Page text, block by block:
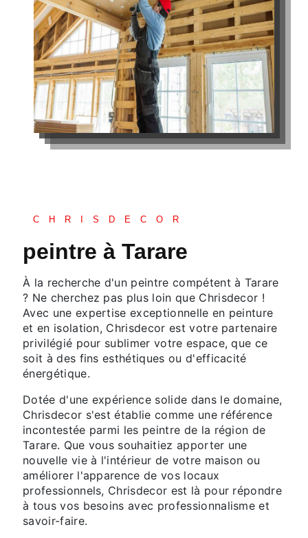
CHRISDECOR
peintre à Tarare
À la recherche d'un peintre compétent à Tarare
? Ne cherchez pas plus loin que Chrisdecor !
Avec une expertise exceptionnelle en peinture
et en isolation, Chrisdecor est votre partenaire
privilégié pour sublimer votre espace, que ce
soit à des fins esthétiques ou d'efficacité
énergétique.
Dotée d'une expérience solide dans le domaine,
Chrisdecor s'est établie comme une référence
incontestée parmi les peintre de la région de
Tarare. Que vous souhaitiez apporter une
nouvelle vie à l'intérieur de votre maison ou
améliorer l'apparence de vos locaux
professionnels, Chrisdecor est là pour répondre
à tous vos besoins avec professionnalisme et
savoir-faire.